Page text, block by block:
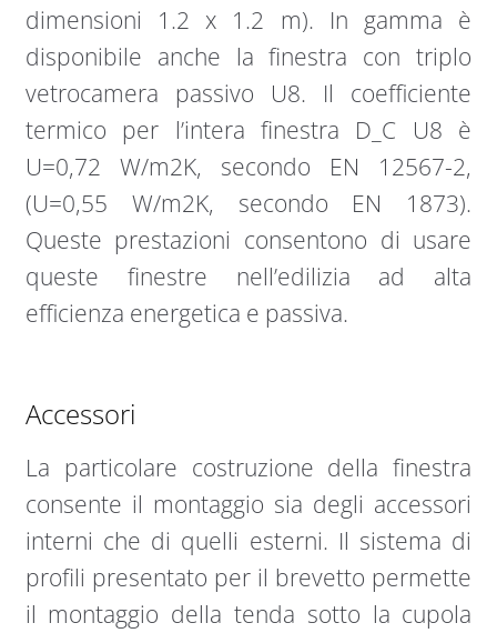
dimensioni 1.2 x 1.2 m). In gamma è
disponibile anche la finestra con triplo
vetrocamera passivo U8. Il coefficiente
termico per l’intera finestra D_C U8 è
U=0,72 W/m2K, secondo EN 12567-2,
(U=0,55 W/m2K, secondo EN 1873).
Queste prestazioni consentono di usare
queste finestre nell’edilizia ad alta
efficienza energetica e passiva.
Accessori
La particolare costruzione della finestra
consente il montaggio sia degli accessori
interni che di quelli esterni. Il sistema di
profili presentato per il brevetto permette
il montaggio della tenda sotto la cupola